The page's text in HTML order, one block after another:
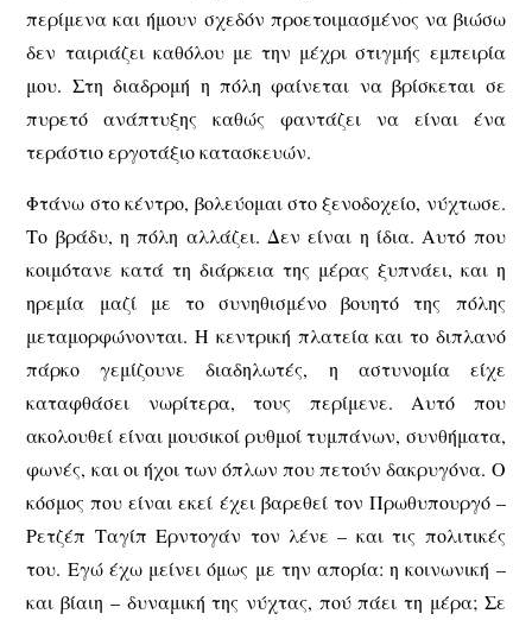
περίμενα και ήμουν σχεδόν προετοιμασμένος να βιώσω
δεν ταιριάζει καθόλου με την μέχρι στιγμής εμπειρία
μου. Στη διαδρομή η πόλη φαίνεται να βρίσκεται σε
πυρετό ανάπτυξης καθώς φαντάζει να είναι ένα
τεράστιο εργοτάξιο κατασκευών.
Φτάνω στο κέντρο, βολεύομαι στο ξενοδοχείο, νύχτωσε.
Το βράδυ, η πόλη αλλάζει. Δεν είναι η ίδια. Αυτό που
κοιμότανε κατά τη διάρκεια της μέρας ξυπνάει, και η
ηρεμία μαζί με το συνηθισμένο βουητό της πόλης
μεταμορφώνονται. Η κεντρική πλατεία και το διπλανό
πάρκο γεμίζουνε διαδηλωτές, η αστυνομία είχε
καταφθάσει νωρίτερα, τους περίμενε. Αυτό που
ακολουθεί είναι μουσικοί ρυθμοί τυμπάνων, συνθήματα,
φωνές, και οι ήχοι των όπλων που πετούν δακρυγόνα. Ο
κόσμος που είναι εκεί έχει βαρεθεί τον Πρωθυπουργό –
Ρετζέπ Ταγίπ Ερντογάν τον λένε – και τις πολιτικές
του. Εγώ έχω μείνει όμως με την απορία: η κοινωνική –
και βίαιη – δυναμική της νύχτας, πού πάει τη μέρα; Σε